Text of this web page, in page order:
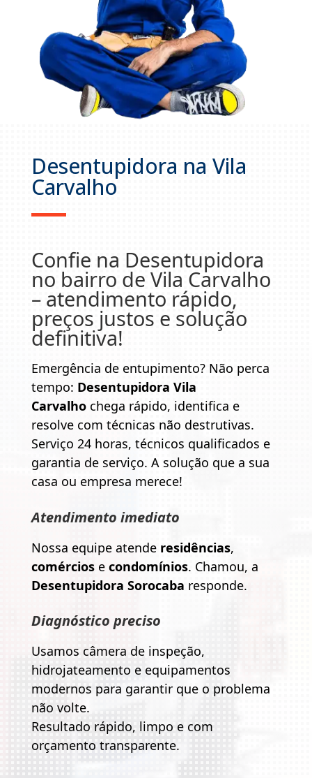
Desentupidora na Vila
Carvalho
Confie na Desentupidora
no bairro de Vila Carvalho
– atendimento rápido,
preços justos e solução
definitiva!
Emergência de entupimento? Não perca
tempo: Desentupidora Vila
Carvalhochega rápido, identifica e
resolve com técnicas não destrutivas.
Serviço 24 horas, técnicos qualificados e
garantia de serviço. A solução que a sua
casa ou empresa merece!
Atendimento imediato
Nossa equipe atende residências,
comérciose condomínios. Chamou, a
Desentupidora Sorocaba responde.
Diagnóstico preciso
Usamos câmera de inspeção,
hidrojateamento e equipamentos
modernos para garantir que o problema
não volte.
Resultado rápido, limpo e com
orçamento transparente.